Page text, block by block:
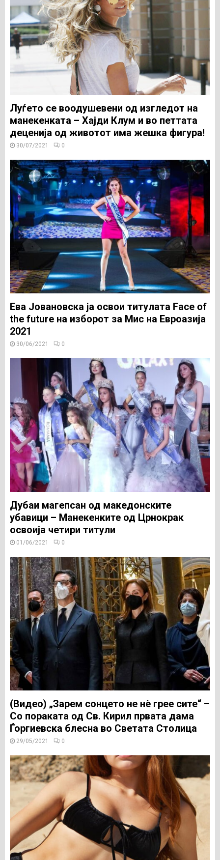
Луѓето се воодушевени од изгледот на
манекенката – Хајди Клум и во петтата
деценија од животот има жешка фигура!
30/07/2021 0
Ева Јовановска ја освои титулата Face of
the future на изборот за Мис на Евроазија
2021
30/06/2021 0
Дубаи магепсан од македонските
убавици – Манекенките од Црнокрак
освоија четири титули
01/06/2021 0
(Видео) „Зарем сонцето не нè грее сите“ –
Со пораката од Св. Кирил првата дама
Ѓоргиевска блесна во Светата Столица
29/05/2021 0